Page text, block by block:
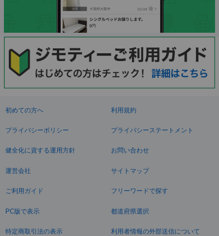
初めての方へ 利用規約
プライバシーポリシー プライバシーステートメント
健全化に資する運用方針 お問い合わせ
運営会社 サイトマップ
ご利用ガイド フリーワードで探す
PC版で表示 都道府県選択
特定商取引法の表示 利用者情報の外部送信について